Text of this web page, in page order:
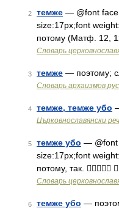
2 темже — @font face
size:17px;font
потому (Матф. 12,
Словарь
3 темже — поэтому;
Cловарь архаизмов
4 темже, темже убо
Църковнославянски
5 темже убо — @font
size:17px;font
потому, так. 
Словарь
6 темже убо —